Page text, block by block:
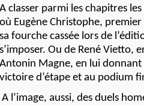
A classer parmi les chapitres
où Eugène Christophe,
sa fourche cassée lors de
s’imposer. Ou de René Vietto,
Antonin Magne, en lui donnant
victoire d’étape et au podium
A l’image, aussi, des duels